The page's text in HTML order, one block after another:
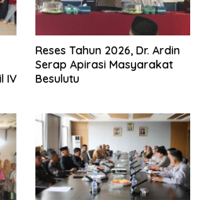
IV
Reses Tahun 2026, Dr. Ardin
Serap Apirasi Masyarakat
Besulutu